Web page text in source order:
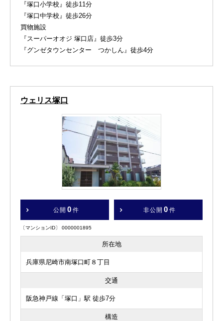
『塚口小学校』徒歩11分
『塚口中学校』徒歩26分
買物施設
『スーパーオオジ 塚口店』徒歩3分
『グンゼタウンセンター つかしん』徒歩4分
ウェリス塚口
公開 0 件 非公開 0 件
〔マンションID〕 0000001895
所在地
兵庫県尼崎市南塚口町８丁目
交通
阪急神戸線「塚口」駅 徒歩7分
構造